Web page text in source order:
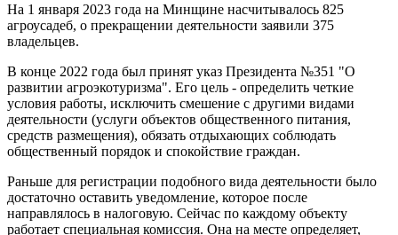
На 1 января 2023 года на Минщине насчитывалось 825
агроусадеб, о прекращении деятельности заявили 375
владельцев.
В конце 2022 года был принят указ Президента №351 "О
развитии агроэкотуризма". Его цель - определить четкие
условия работы, исключить смешение с другими видами
деятельности (услуги объектов общественного питания,
средств размещения), обязать отдыхающих соблюдать
общественный порядок и спокойствие граждан.
Раньше для регистрации подобного вида деятельности было
достаточно оставить уведомление, которое после
направлялось в налоговую. Сейчас по каждому объекту
работает специальная комиссия. Она на месте определяет,